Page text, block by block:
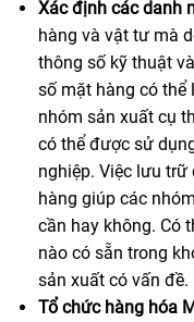
Xác định các danh
hàng và vật tư mà
thông số kỹ thuật
số mặt hàng có thể
nhóm sản xuất cụ
có thể được sử
nghiệp. Việc lưu
hàng giúp các
cần hay không. Có
nào có sẵn trong
sản xuất có vấn đề.
Tổ chức hàng hóa